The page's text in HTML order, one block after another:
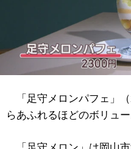
「足守メロンパフェ」
らあふれるほどのボリュー